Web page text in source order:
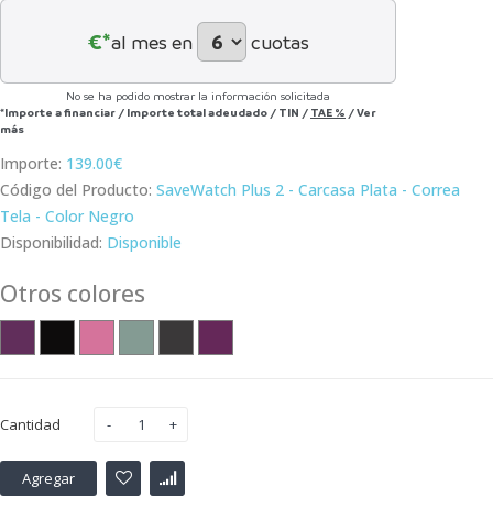
€*al mes en cuotas
No se ha podido mostrar la información solicitada
*Importe a financiar / Importe total adeudado / TIN / TAE % /Ver
más
Importe: 139.00€
Código del Producto: SaveWatch Plus 2 - Carcasa Plata - Correa
Tela - Color Negro
Disponibilidad: Disponible
Otros colores
Cantidad
Agregar